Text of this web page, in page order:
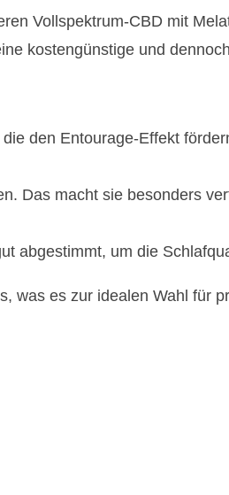
Vollspektrum-CBD mit
kostengünstige und
den Entourage-Effekt
Das macht sie besonders
abgestimmt, um die
was es zur idealen Wahl für